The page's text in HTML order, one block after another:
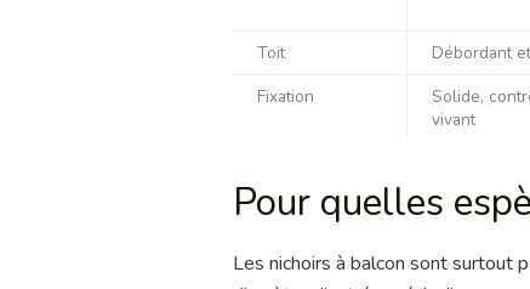
Toit
Débordant
Fixation
Solide,
vivant
Pour quelles
Les nichoirs à balcon sont surtout